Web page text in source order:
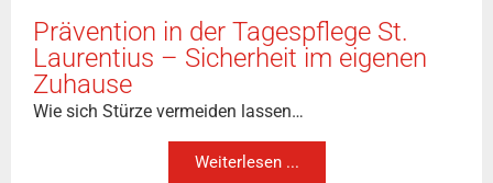
Prävention in der Tagespflege St.
Laurentius – Sicherheit im eigenen
Zuhause
Wie sich Stürze vermeiden lassen…
Weiterlesen ...